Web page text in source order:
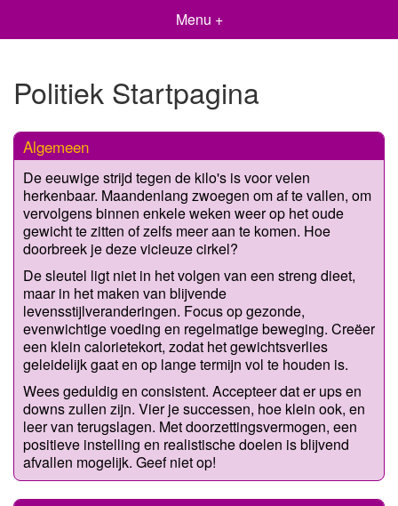
Menu +
Politiek Startpagina
Algemeen
De eeuwige strijd tegen de kilo's is voor velen
herkenbaar. Maandenlang zwoegen om af te vallen, om
vervolgens binnen enkele weken weer op het oude
gewicht te zitten of zelfs meer aan te komen. Hoe
doorbreek je deze vicieuze cirkel?
De sleutel ligt niet in het volgen van een streng dieet,
maar in het maken van blijvende
levensstijlveranderingen. Focus op gezonde,
evenwichtige voeding en regelmatige beweging. Creëer
een klein calorietekort, zodat het gewichtsverlies
geleidelijk gaat en op lange termijn vol te houden is.
Wees geduldig en consistent. Accepteer dat er ups en
downs zullen zijn. Vier je successen, hoe klein ook, en
leer van terugslagen. Met doorzettingsvermogen, een
positieve instelling en realistische doelen is blijvend
afvallen mogelijk. Geef niet op!